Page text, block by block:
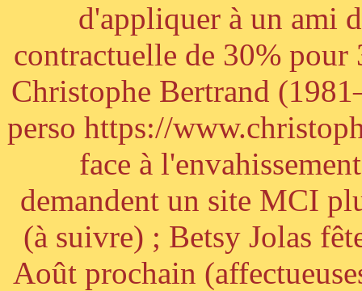
d'appliquer à un ami
contractuelle de 30% pour
Christophe Bertrand
perso https://
face à
demandent un site MCI
(à suivre) ; Betsy Jolas
Août prochain